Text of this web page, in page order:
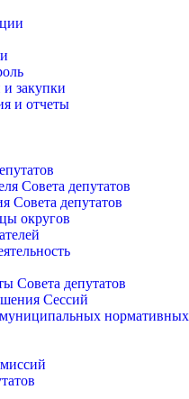
закупки
и отчеты
Совета депутатов
Совета депутатов
округов
Совета депутатов
Сессий
нормативных